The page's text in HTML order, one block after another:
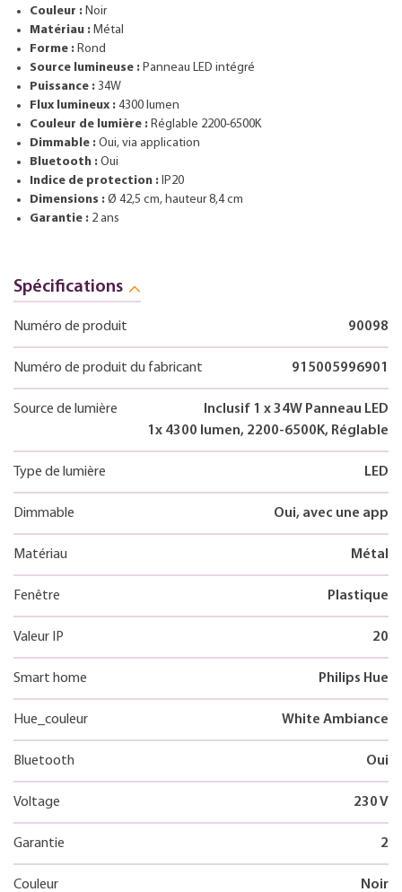
Couleur : Noir
Matériau : Métal
Forme : Rond
Source lumineuse : Panneau LED intégré
Puissance : 34W
Flux lumineux : 4300 lumen
Couleur de lumière : Réglable 2200-6500K
Dimmable : Oui, via application
Bluetooth : Oui
Indice de protection : IP20
Dimensions : Ø 42,5 cm, hauteur 8,4 cm
Garantie : 2 ans
Spécifications
Numéro de produit 90098
Numéro de produit du fabricant 915005996901
Source de lumière
Inclusif 1 x 34W Panneau LED
1x 4300 lumen, 2200-6500K, Réglable
Type de lumière LED
Dimmable Oui, avec une app
Matériau Métal
Fenêtre Plastique
Valeur IP 20
Smart home Philips Hue
Hue_couleur White Ambiance
Bluetooth Oui
Voltage 230 V
Garantie 2
Couleur Noir